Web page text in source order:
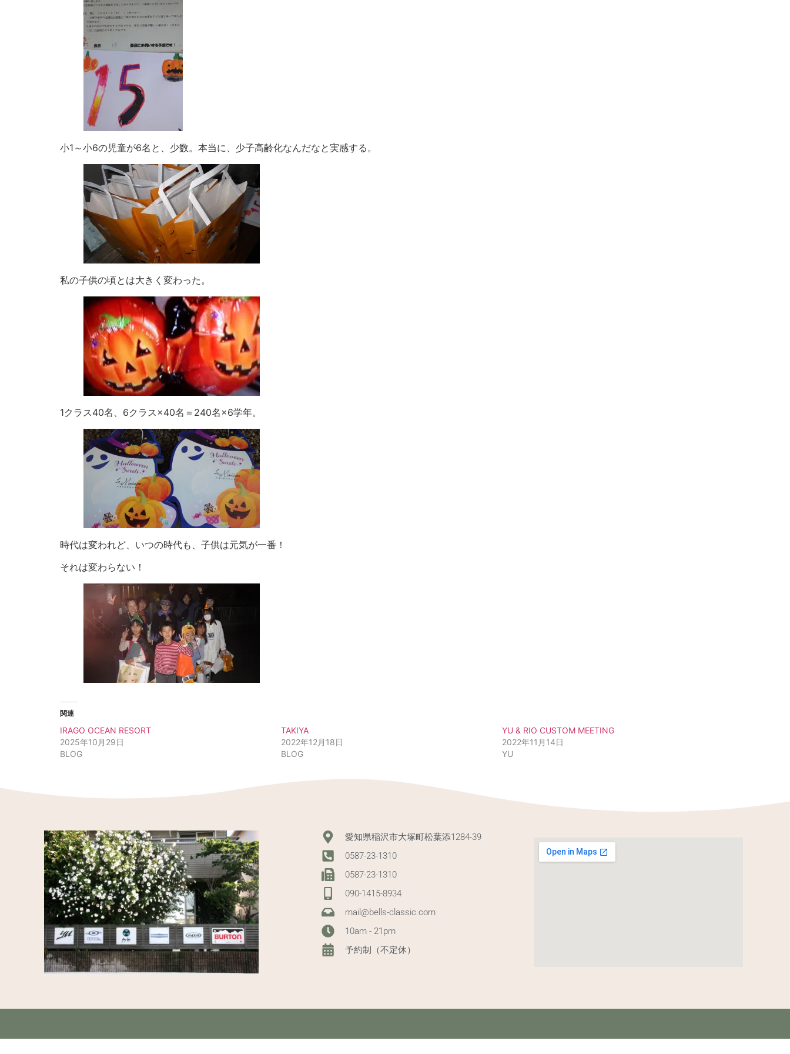
小1～小6の児童が6名と、少数。本当に、少子高齢化なんだなと実感する。
私の子供の頃とは大きく変わった。
1クラス40名、6クラス×40名＝240名×6学年。
時代は変われど、いつの時代も、子供は元気が一番！
それは変わらない！
関連
IRAGO OCEAN RESORT
2025年10月29日
BLOG
TAKIYA
2022年12月18日
BLOG
YU & RIO CUSTOM MEETING
2022年11月14日
YU
愛知県稲沢市大塚町松葉添1284-39
0587-23-1310
0587-23-1310
090-1415-8934
mail@bells-classic.com
10am - 21pm
予約制（不定休）